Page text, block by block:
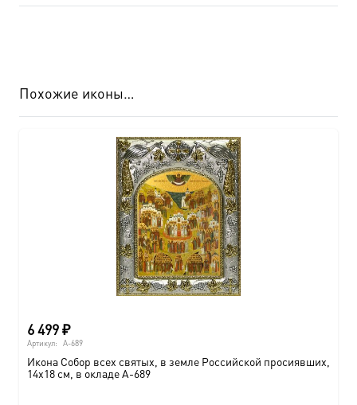
см
Похожие иконы…
6 499₽
Артикул: A-689
Икона Собор всех святых, в земле Российской просиявших,
14х18 см, в окладе A-689